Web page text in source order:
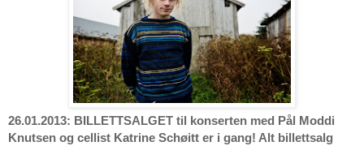
26.01.2013: BILLETTSALGET til konserten med Pål Moddi
Knutsen og cellist Katrine Schøitt er i gang! Alt billettsalg